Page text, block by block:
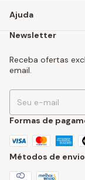
Ajuda
Newsletter
Receba ofertas
email.
Formas de
Métodos de envio